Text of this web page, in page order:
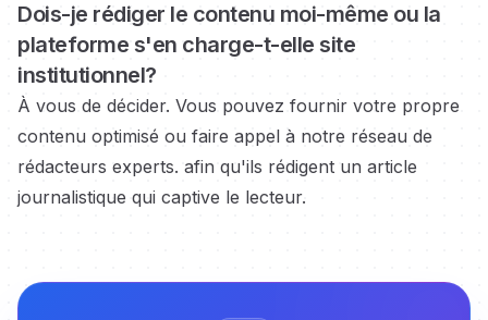
Dois-je rédiger le contenu moi-même ou la
plateforme s'en charge-t-elle site
institutionnel?
À vous de décider. Vous pouvez fournir votre propre
contenu optimisé ou faire appel à notre réseau de
rédacteurs experts. afin qu'ils rédigent un article
journalistique qui captive le lecteur.